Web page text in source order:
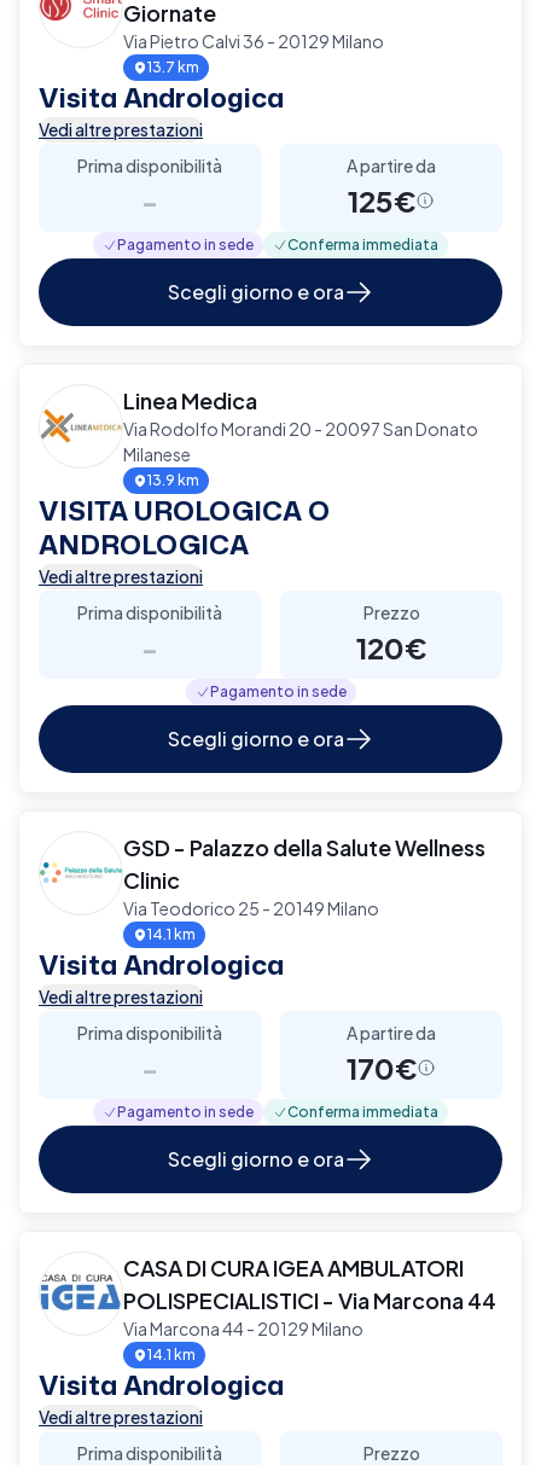
Giornate
Via Pietro Calvi 36 - 20129 Milano
13.7 km
Visita Andrologica
Vedi altre prestazioni
Prima disponibilità
-
A partire da
125€
Pagamento in sede Conferma immediata
Scegli giorno e ora
Linea Medica
Via Rodolfo Morandi 20 - 20097 San Donato
Milanese
13.9 km
VISITA UROLOGICA O
ANDROLOGICA
Vedi altre prestazioni
Prima disponibilità
-
Prezzo
120€
Pagamento in sede
Scegli giorno e ora
GSD - Palazzo della Salute Wellness
Clinic
Via Teodorico 25 - 20149 Milano
14.1 km
Visita Andrologica
Vedi altre prestazioni
Prima disponibilità
-
A partire da
170€
Pagamento in sede Conferma immediata
Scegli giorno e ora
CASA DI CURA IGEA AMBULATORI
POLISPECIALISTICI - Via Marcona 44
Via Marcona 44 - 20129 Milano
14.1 km
Visita Andrologica
Vedi altre prestazioni
Prima disponibilità
Prezzo